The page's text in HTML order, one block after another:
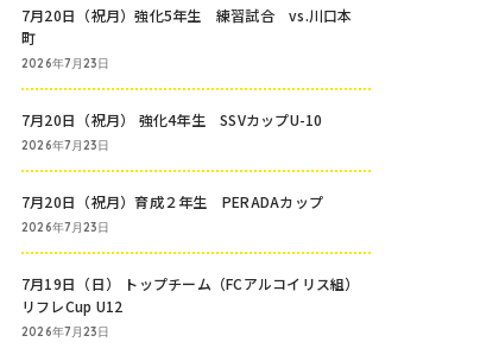
7月20日（祝月）強化5年生 練習試合 vs.川口本
町
2026年7月23日
7月20日（祝月） 強化4年生 SSVカップU-10
2026年7月23日
7月20日（祝月）育成２年生 PERADAカップ
2026年7月23日
7月19日（日） トップチーム（FCアルコイリス組）
リフレCup U12
2026年7月23日